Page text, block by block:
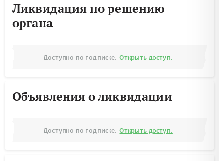
Ликвидация по решению
органа
Доступно по подписке. Открыть доступ.
Объявления о ликвидации
Доступно по подписке. Открыть доступ.